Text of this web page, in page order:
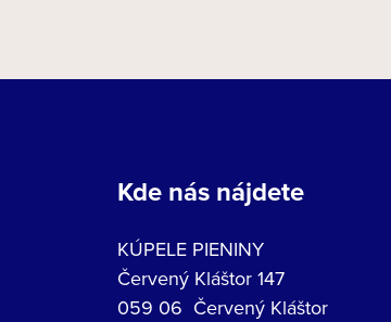
Kde nás nájdete
KÚPELE PIENINY
Červený Kláštor 147
059 06 Červený Kláštor